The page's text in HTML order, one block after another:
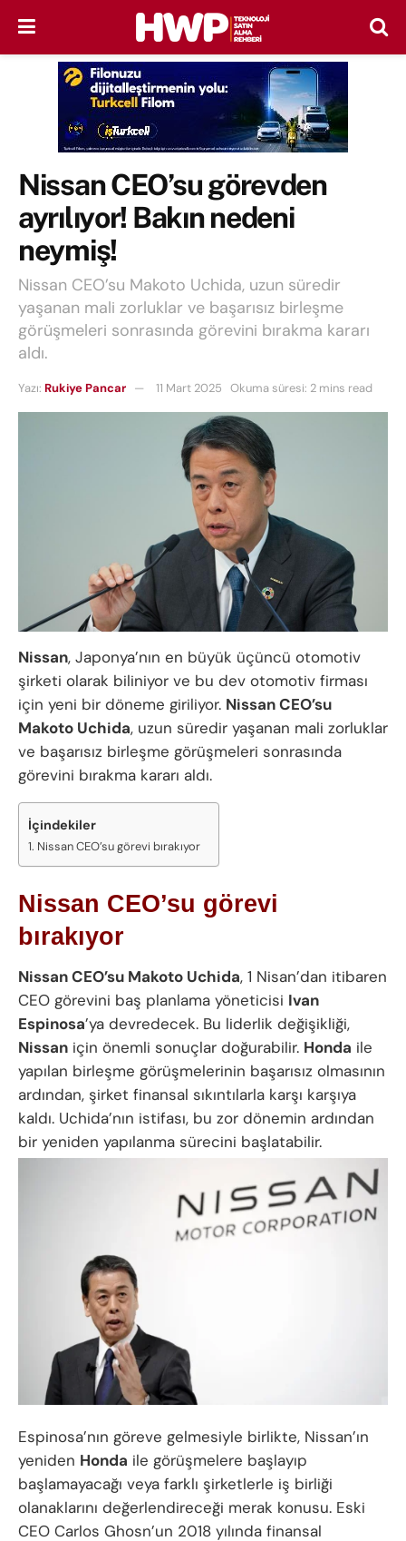
Nissan CEO’su görevden
ayrılıyor! Bakın nedeni
neymiş!
Nissan CEO’su Makoto Uchida, uzun süredir
yaşanan mali zorluklar ve başarısız birleşme
görüşmeleri sonrasında görevini bırakma kararı
aldı.
Yazı: Rukiye Pancar 11 Mart 2025 Okuma süresi: 2 mins read
Nissan, Japonya’nın en büyük üçüncü otomotiv
şirketi olarak biliniyor ve bu dev otomotiv firması
için yeni bir döneme giriliyor. Nissan CEO’su
Makoto Uchida, uzun süredir yaşanan mali zorluklar
ve başarısız birleşme görüşmeleri sonrasında
görevini bırakma kararı aldı.
İçindekiler
Nissan CEO’su görevi bırakıyor
Nissan CEO’su görevi
bırakıyor
Nissan CEO’su Makoto Uchida, 1 Nisan’dan itibaren
CEO görevini baş planlama yöneticisi Ivan
Espinosa’ya devredecek. Bu liderlik değişikliği,
Nissan için önemli sonuçlar doğurabilir. Honda ile
yapılan birleşme görüşmelerinin başarısız olmasının
ardından, şirket finansal sıkıntılarla karşı karşıya
kaldı. Uchida’nın istifası, bu zor dönemin ardından
bir yeniden yapılanma sürecini başlatabilir.
Espinosa’nın göreve gelmesiyle birlikte, Nissan’ın
yeniden Honda ile görüşmelere başlayıp
başlamayacağı veya farklı şirketlerle iş birliği
olanaklarını değerlendireceği merak konusu. Eski
CEO Carlos Ghosn’un 2018 yılında finansal